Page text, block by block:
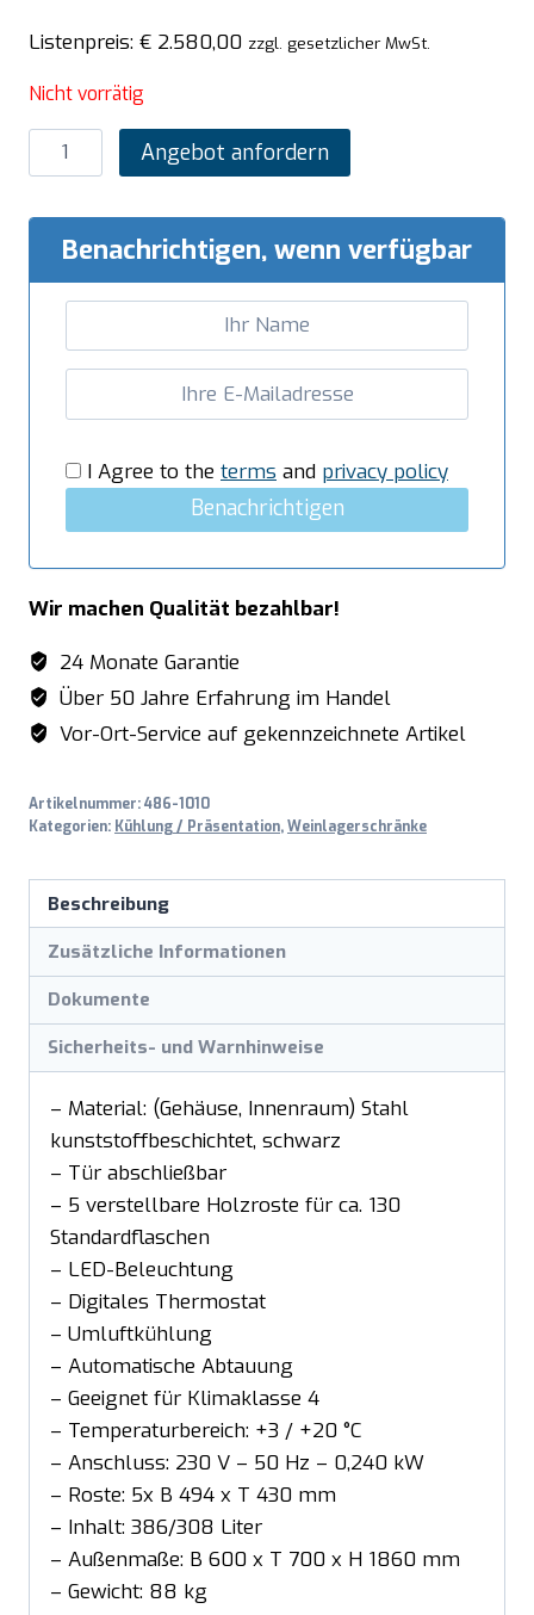
Listenpreis: € 2.580,00 zzgl. gesetzlicher MwSt.
Nicht vorrätig
SARO
Weinkühlschrank
Glastür,
Angebot anfordern
Benachrichtigen, wenn verfügbar
I Agree to the terms and privacy policy
Benachrichtigen
Wir machen Qualität bezahlbar!
24 Monate Garantie
Über 50 Jahre Erfahrung im Handel
Vor-Ort-Service auf gekennzeichnete Artikel
Artikelnummer:486-1010
Kategorien: Kühlung / Präsentation,Weinlagerschränke
Beschreibung
Zusätzliche Informationen
Dokumente
Sicherheits- und Warnhinweise
– Material: (Gehäuse, Innenraum) Stahl
kunststoffbeschichtet, schwarz
– Tür abschließbar
– 5 verstellbare Holzroste für ca. 130
Standardflaschen
– LED-Beleuchtung
– Digitales Thermostat
– Umluftkühlung
– Automatische Abtauung
– Geeignet für Klimaklasse 4
– Temperaturbereich: +3 / +20 °C
– Anschluss: 230 V – 50 Hz – 0,240 kW
– Roste: 5x B 494 x T 430 mm
– Inhalt: 386/308 Liter
– Außenmaße: B 600 x T 700 x H 1860 mm
– Gewicht: 88 kg